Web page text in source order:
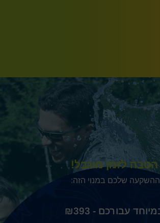
הטבה לזמן מוגבל!
ההשקעה שלכם במנוי הזה:
₪393